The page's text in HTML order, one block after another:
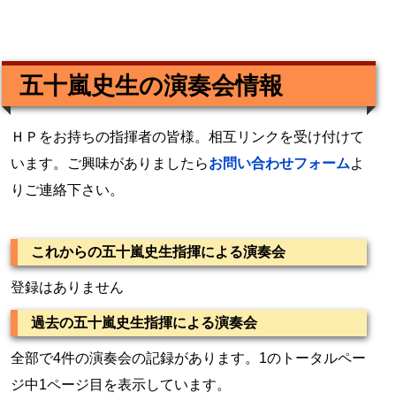
五十嵐史生の演奏会情報
ＨＰをお持ちの指揮者の皆様。相互リンクを受け付けて
います。ご興味がありましたらお問い合わせフォームよ
りご連絡下さい。
これからの五十嵐史生指揮による演奏会
登録はありません
過去の五十嵐史生指揮による演奏会
全部で4件の演奏会の記録があります。1のトータルペー
ジ中1ページ目を表示しています。